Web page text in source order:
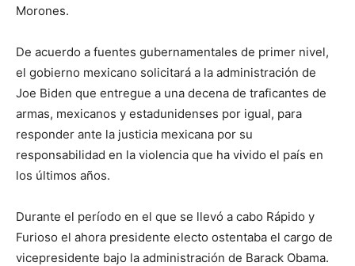
Morones.
De acuerdo a fuentes gubernamentales de primer nivel,
el gobierno mexicano solicitará a la administración de
Joe Biden que entregue a una decena de traficantes de
armas, mexicanos y estadunidenses por igual, para
responder ante la justicia mexicana por su
responsabilidad en la violencia que ha vivido el país en
los últimos años.
Durante el período en el que se llevó a cabo Rápido y
Furioso el ahora presidente electo ostentaba el cargo de
vicepresidente bajo la administración de Barack Obama.